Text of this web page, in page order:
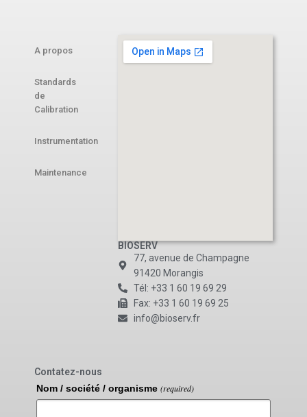
A propos
Standards
de
Calibration
Instrumentation
Maintenance
BIOSERV
77, avenue de Champagne
91420 Morangis
Tél: +33 1 60 19 69 29
Fax: +33 1 60 19 69 25
info@bioserv.fr
Contatez-nous
Nom / société / organisme (required)